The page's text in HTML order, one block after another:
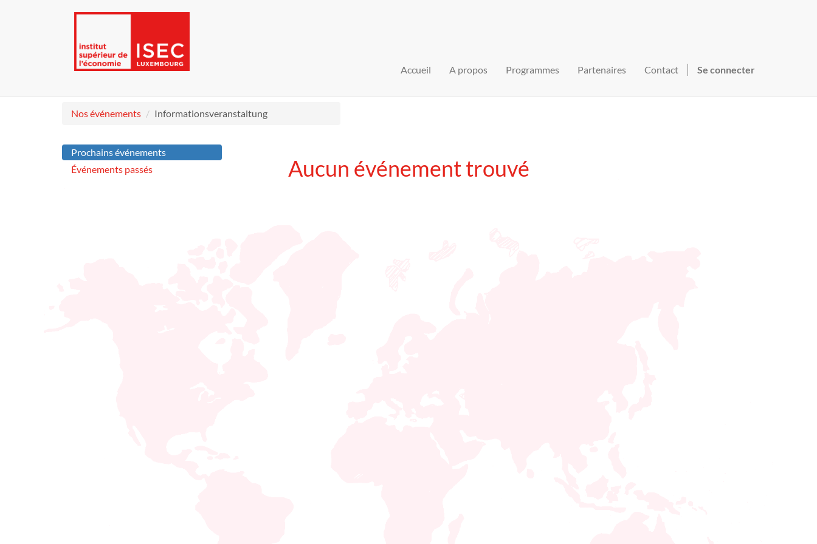
Accueil A propos Programmes Partenaires Contact Se connecter
Nos événements Informationsveranstaltung
Prochains événements
Événements passés
Aucun événement trouvé